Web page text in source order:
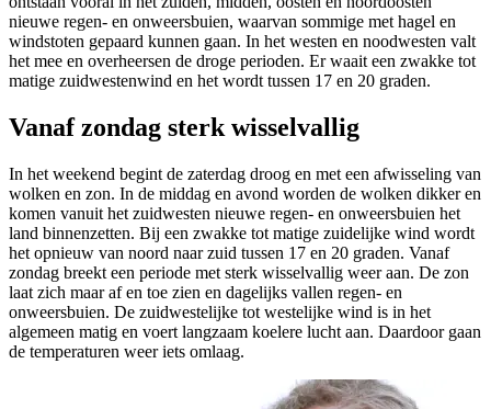
nieuwe regen- en onweersbuien, waarvan sommige met hagel en
windstoten gepaard kunnen gaan. In het westen en noodwesten valt
het mee en overheersen de droge perioden. Er waait een zwakke tot
matige zuidwestenwind en het wordt tussen 17 en 20 graden.
Vanaf zondag sterk wisselvallig
In het weekend begint de zaterdag droog en met een afwisseling van
wolken en zon. In de middag en avond worden de wolken dikker en
komen vanuit het zuidwesten nieuwe regen- en onweersbuien het
land binnenzetten. Bij een zwakke tot matige zuidelijke wind wordt
het opnieuw van noord naar zuid tussen 17 en 20 graden. Vanaf
zondag breekt een periode met sterk wisselvallig weer aan. De zon
laat zich maar af en toe zien en dagelijks vallen regen- en
onweersbuien. De zuidwestelijke tot westelijke wind is in het
algemeen matig en voert langzaam koelere lucht aan. Daardoor gaan
de temperaturen weer iets omlaag.